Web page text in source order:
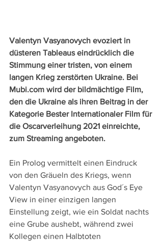
Valentyn Vasyanovych evoziert in
düsteren Tableaus eindrücklich die
Stimmung einer tristen, von einem
langen Krieg zerstörten Ukraine. Bei
Mubi.com wird der bildmächtige Film,
den die Ukraine als ihren Beitrag in der
Kategorie Bester Internationaler Film für
die Oscarverleihung 2021 einreichte,
zum Streaming angeboten.
Ein Prolog vermittelt einen Eindruck
von den Gräueln des Kriegs, wenn
Valentyn Vasyanovych aus God´s Eye
View in einer einzigen langen
Einstellung zeigt, wie ein Soldat nachts
eine Grube aushebt, während zwei
Kollegen einen Halbtoten